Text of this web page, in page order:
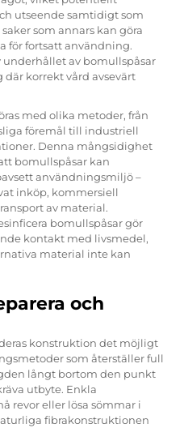
utseende samtidigt som
som annars kan göra
för fortsatt användning.
underhållet av bomullspåsar
korrekt vård avsevärt
med olika metoder, från
föremål till industriell
Denna mångsidighet
bomullspåsar kan
användningsmiljö –
inköp, kommersiell
av material.
bomullspåsar gör
kontakt med livsmedel,
material inte kan
och
konstruktion det möjligt
som återställer full
långt bortom den punkt
utbyte. Enkla
revor eller lösa sömmar i
fibrakonstruktionen